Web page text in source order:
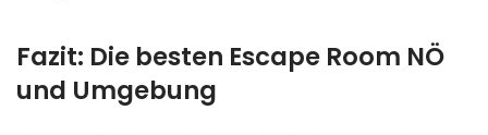
Fazit: Die besten Escape Room NÖ
und Umgebung